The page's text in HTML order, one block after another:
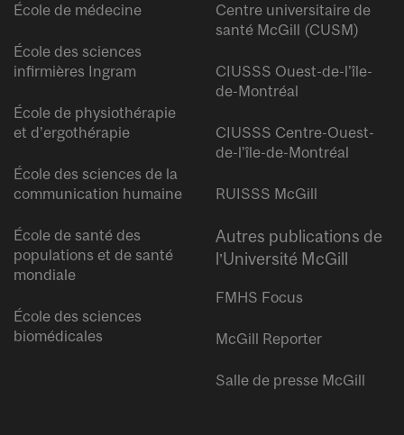
École de médecine
École des sciences
infirmières Ingram
École de physiothérapie
et d’ergothérapie
École des sciences de la
communication humaine
École de santé des
populations et de santé
mondiale
École des sciences
biomédicales
Centre universitaire de
santé McGill (CUSM)
CIUSSS Ouest-de-l’île-
de-Montréal
CIUSSS Centre-Ouest-
de-l’île-de-Montréal
RUISSS McGill
Autres publications de
l’Université McGill
FMHS Focus
McGill Reporter
Salle de presse McGill